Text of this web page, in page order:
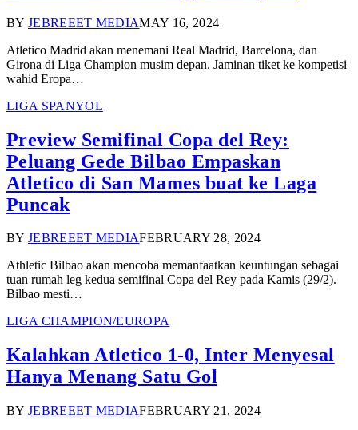
BY JEBREEET MEDIAMAY 16, 2024
Atletico Madrid akan menemani Real Madrid, Barcelona, dan
Girona di Liga Champion musim depan. Jaminan tiket ke kompetisi
wahid Eropa…
LIGA SPANYOL
Preview Semifinal Copa del Rey:
Peluang Gede Bilbao Empaskan
Atletico di San Mames buat ke Laga
Puncak
BY JEBREEET MEDIAFEBRUARY 28, 2024
Athletic Bilbao akan mencoba memanfaatkan keuntungan sebagai
tuan rumah leg kedua semifinal Copa del Rey pada Kamis (29/2).
Bilbao mesti…
LIGA CHAMPION/EUROPA
Kalahkan Atletico 1-0, Inter Menyesal
Hanya Menang Satu Gol
BY JEBREEET MEDIAFEBRUARY 21, 2024